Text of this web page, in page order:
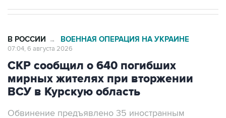
В РОССИИ → ВОЕННАЯ ОПЕРАЦИЯ НА УКРАИНЕ
07:04, 6 августа 2026
СКР сообщил о 640 погибших
мирных жителях при вторжении
ВСУ в Курскую область
Обвинение предъявлено 35 иностранным